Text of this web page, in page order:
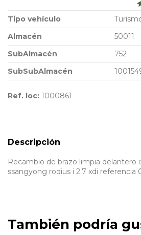
Tipo vehículo
Almacén
50011
SubAlmacén
752
SubSubAlmacén
Ref. loc: 1000861
Descripción
Recambio de brazo limpia delantero
ssangyong rodius i 2.7 xdi referencia
También podría